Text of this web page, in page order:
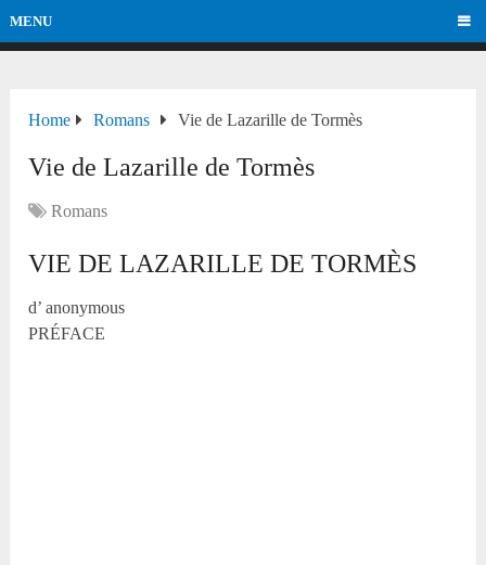
MENU
Home Romans Vie de Lazarille de Tormès
Vie de Lazarille de Tormès
Romans
VIE DE LAZARILLE DE TORMÈS
d’ anonymous
PRÉFACE